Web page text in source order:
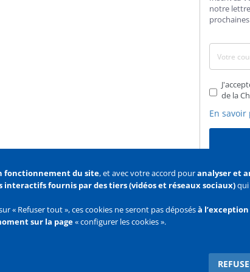
notre
de la
En savoir
Flux
fonctionnement du site, et avec votre accord pouranalyser et
interactifs fournis par des tiers (vidéos et réseaux sociaux)
« Refuser tout », ces cookies ne seront pas déposésà
sur la page« configurer les cookies ».